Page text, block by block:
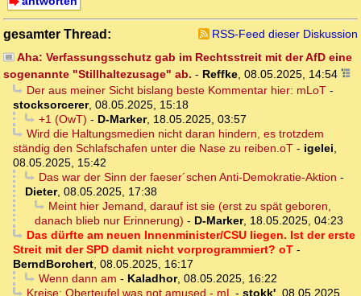
gesamter Thread:
RSS-Feed dieser Diskussion
Aha: Verfassungsschutz gab im Rechtsstreit mit der AfD eine
sogenannte "Stillhaltezusage" ab. - Reffke, 08.05.2025, 14:54
Der aus meiner Sicht bislang beste Kommentar hier: mLoT-
stocksorcerer, 08.05.2025, 15:18
+1 (OwT) - D-Marker, 18.05.2025, 03:57
Wird die Haltungsmedien nicht daran hindern, es trotzdem
ständig den Schlafschafen unter die Nase zu reiben.oT - igelei,
08.05.2025, 15:42
Das war der Sinn der faeser´schen Anti-Demokratie-Aktion -
Dieter, 08.05.2025, 17:38
Meint hier Jemand, darauf ist sie (erst zu spät geboren,
danach blieb nur Erinnerung) - D-Marker, 18.05.2025, 04:23
Das dürfte am neuen Innenminister/CSU liegen. Ist der erste
Streit mit der SPD damit nicht vorprogrammiert? oT -
BerndBorchert, 08.05.2025, 16:17
Wenn dann am - Kaladhor, 08.05.2025, 16:22
Kreise: Oberteufel was not amused - mL - stokk', 08.05.2025,